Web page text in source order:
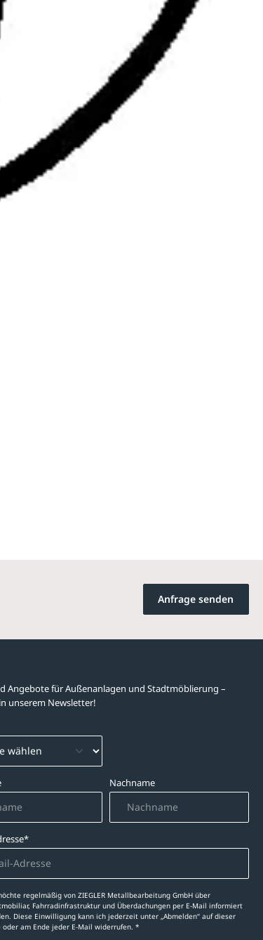
Anfrage senden
Angebote für Außenanlagen und Stadtmöblierung –
unserem Newsletter!
Nachname
regelmäßig von ZIEGLER Metallbearbeitung GmbH über
Fahrradinfrastruktur und Überdachungen per E-Mail informiert
Diese Einwilligung kann ich jederzeit unter „Abmelden‘‘ auf dieser
oder am Ende jeder E-Mail widerrufen. *